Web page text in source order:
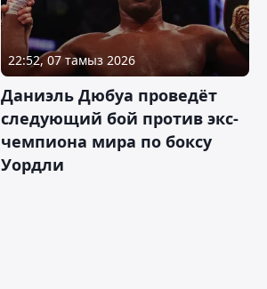
22:52, 07 тамыз 2026
Даниэль Дюбуа проведёт
следующий бой против экс-
чемпиона мира по боксу
Уордли